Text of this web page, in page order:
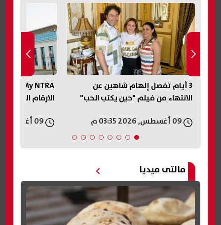
3 أيام تفصل إلهام شاهين عن
الانتهاء من فيلم "حين يكتب الحب"
الارقام المسجلة
مالتى ميديا